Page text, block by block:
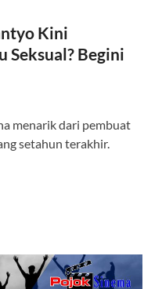
Kini
Seksual? Begini
menarik dari pembuat
setahun terakhir.